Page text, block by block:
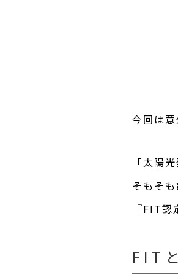
今回は
「太陽
そもそ
『FIT認
FIT